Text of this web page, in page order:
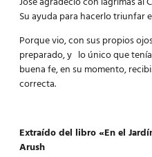
Su ayuda para hacerlo triunfar
Porque vio, con sus propios
preparado, y lo único que
buena fe, en su momento,
correcta.
Extraído del libro «En el
Arush